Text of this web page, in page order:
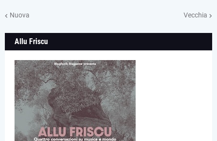
Nuova Vecchia
Allu Friscu